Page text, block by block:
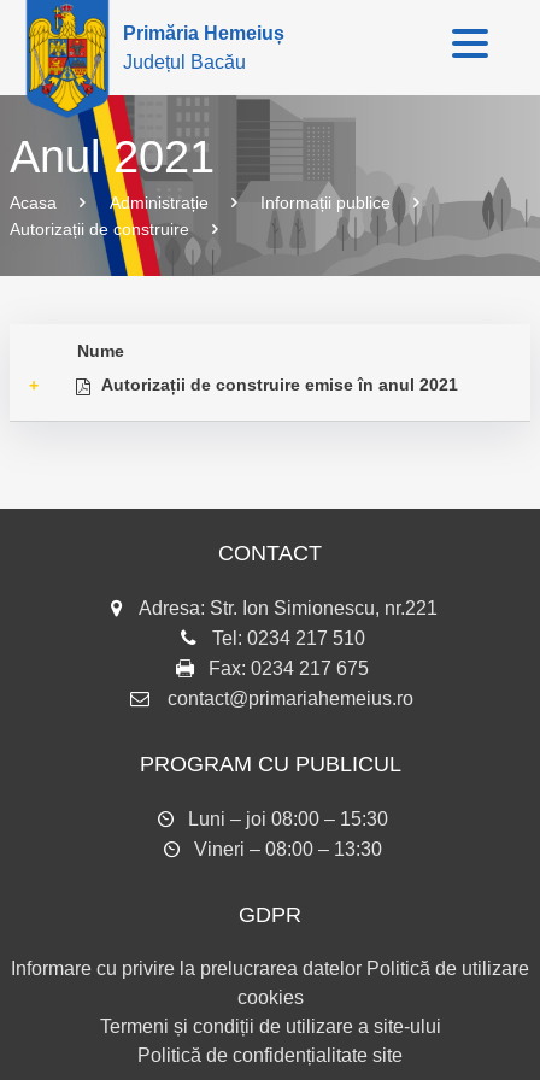
Primăria Hemeiuș
Județul Bacău
Anul 2021
Acasa Administrație
Informații publice
Autorizații de construire
Nume
+
Autorizații de construire emise în anul 2021
CONTACT
Adresa: Str. Ion Simionescu, nr.221
Tel: 0234 217 510
Fax: 0234 217 675
contact@primariahemeius.ro
PROGRAM CU PUBLICUL
Luni – joi 08:00 – 15:30
Vineri – 08:00 – 13:30
GDPR
Informare cu privire la prelucrarea datelor Politică de utilizare
cookies
Termeni și condiții de utilizare a site-ului
Politică de confidențialitate site